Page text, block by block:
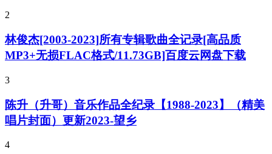
2
林俊杰[2003-2023]所有专辑歌曲全记录[高品质
MP3+无损FLAC格式/11.73GB]百度云网盘下载
3
陈升（升哥）音乐作品全纪录【1988-2023】（精美
唱片封面）更新2023-望乡
4